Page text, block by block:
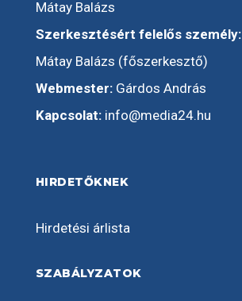
Mátay Balázs
Szerkesztésért felelős személy:
Mátay Balázs (főszerkesztő)
Webmester:Gárdos András
Kapcsolat: info@media24.hu
HIRDETŐKNEK
Hirdetési árlista
SZABÁLYZATOK